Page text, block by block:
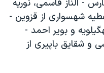
- الناز قاسمی، نوریه
شهسواری از قزوین -
و بویر احمد -
و شقایق باپیری از